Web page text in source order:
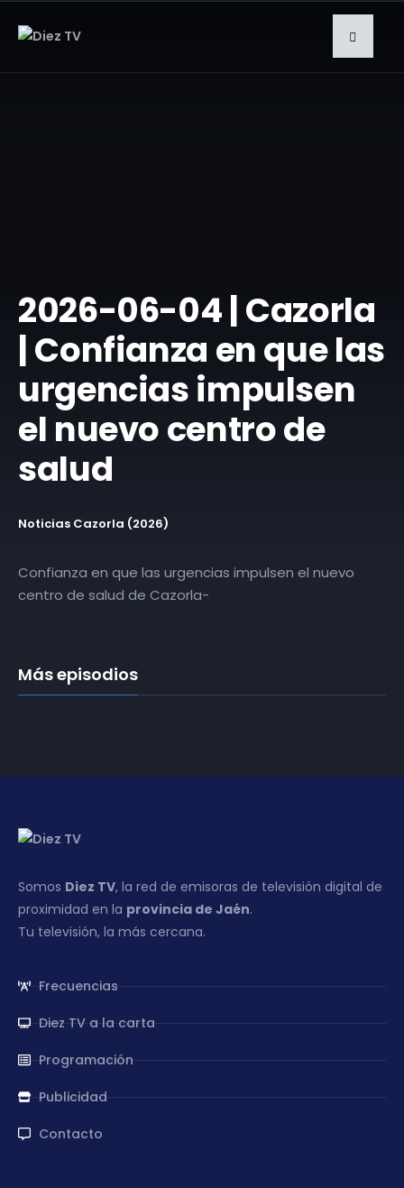
2026-06-04 | Cazorla
| Confianza en que las
urgencias impulsen
el nuevo centro de
salud
Noticias Cazorla (2026)
Confianza en que las urgencias impulsen el nuevo
centro de salud de Cazorla-
Más episodios
Somos Diez TV, la red de emisoras de televisión digital de
proximidad en la provincia de Jaén.
Tu televisión, la más cercana.
Frecuencias
Diez TV a la carta
Programación
Publicidad
Contacto